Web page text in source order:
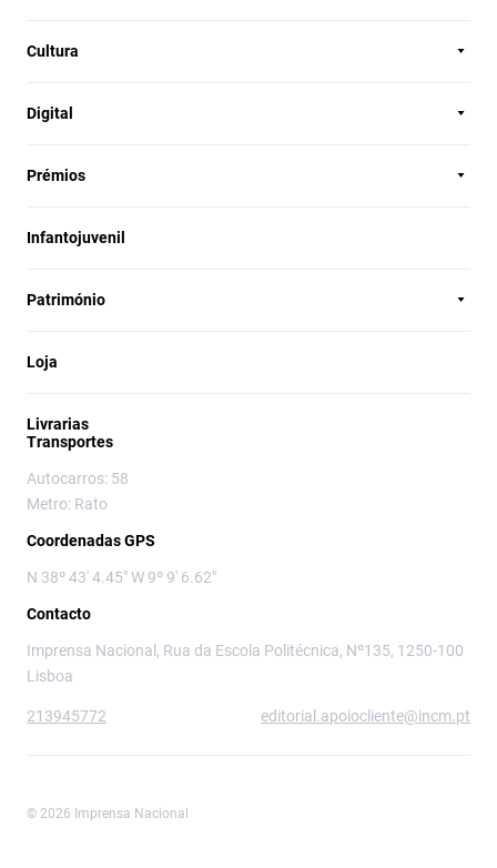
Cultura
Digital
Prémios
Infantojuvenil
Património
Loja
Livrarias
Transportes
Autocarros: 58
Metro: Rato
Coordenadas GPS
N 38º 43' 4.45" W 9º 9' 6.62"
Contacto
Imprensa Nacional, Rua da Escola Politécnica, Nº135, 1250-100
Lisboa
213945772 editorial.apoiocliente@incm.pt
© 2026 Imprensa Nacional